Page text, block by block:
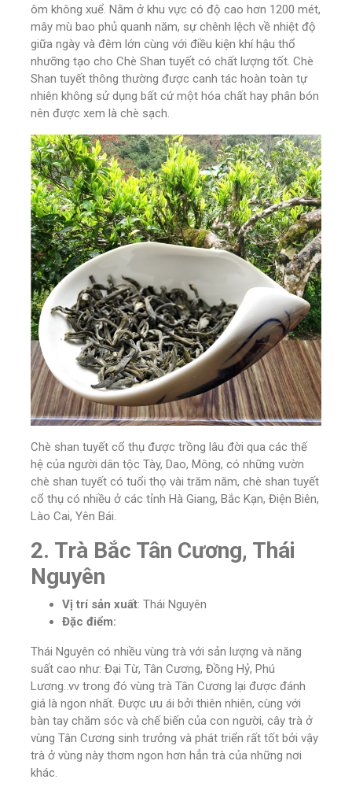
ôm không xuể. Nằm ở khu vực có độ cao hơn 1200 mét,
mây mù bao phủ quanh năm, sự chênh lệch về nhiệt độ
giữa ngày và đêm lớn cùng với điều kiện khí hậu thổ
nhưỡng tạo cho Chè Shan tuyết có chất lượng tốt. Chè
Shan tuyết thông thường được canh tác hoàn toàn tự
nhiên không sử dụng bất cứ một hóa chất hay phân bón
nên được xem là chè sạch.
Chè shan tuyết cổ thụ được trồng lâu đời qua các thế
hệ của người dân tộc Tày, Dao, Mông, có những vườn
chè shan tuyết có tuổi thọ vài trăm năm, chè shan tuyết
cổ thụ có nhiều ở các tỉnh Hà Giang, Bắc Kạn, Điện Biên,
Lào Cai, Yên Bái.
2. Trà Bắc Tân Cương, Thái
Nguyên
Vị trí sản xuất: Thái Nguyên
Đặc điểm:
Thái Nguyên có nhiều vùng trà với sản lượng và năng
suất cao như: Đại Từ, Tân Cương, Đồng Hỷ, Phú
Lương..vv trong đó vùng trà Tân Cương lại được đánh
giá là ngon nhất. Được ưu ái bởi thiên nhiên, cùng với
bàn tay chăm sóc và chế biến của con người, cây trà ở
vùng Tân Cương sinh trưởng và phát triển rất tốt bởi vậy
trà ở vùng này thơm ngon hơn hẳn trà của những nơi
khác.